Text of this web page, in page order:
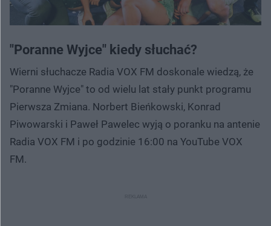
"Poranne Wyjce" kiedy słuchać?
Wierni słuchacze Radia VOX FM doskonale wiedzą, że
"Poranne Wyjce" to od wielu lat stały punkt programu
Pierwsza Zmiana. Norbert Bieńkowski, Konrad
Piwowarski i Paweł Pawelec wyją o poranku na antenie
Radia VOX FM i po godzinie 16:00 na YouTube VOX
FM.